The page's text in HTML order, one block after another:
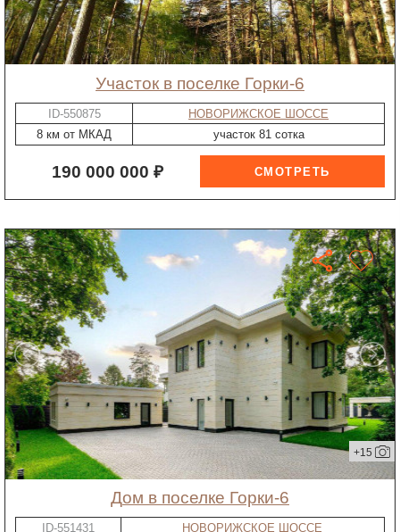
участок в поселке Горки-6
ID-550875
НОВОРИЖСКОЕ ШОССЕ
8 км от МКАД
участок 81 сотка
190 000 000 ₽
+15
дом в поселке Горки-6
ID-551431 НОВОРИЖСКОЕ ШОССЕ